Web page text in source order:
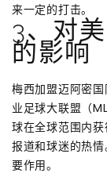
来一定的打击。
3、对
的影响
梅西加盟迈阿密
业足球大联盟（
球在全球范围内
报道和球迷的热
要作用。